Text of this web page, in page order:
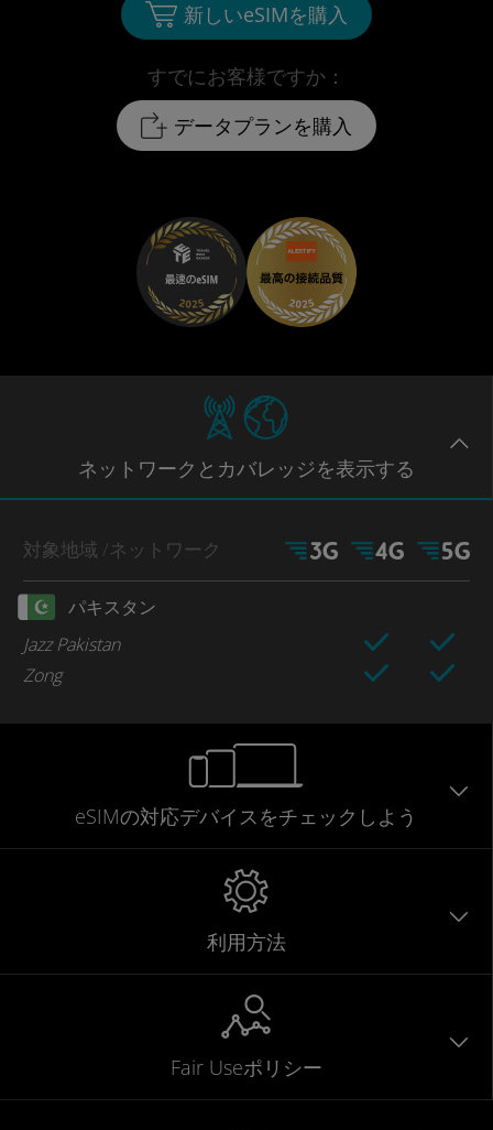
すでにお客様ですか：
データプランを購入
新しいeSIMを購入
ネットワークとカバレッジを表示する
対象地域 /ネットワーク
パキスタン
Jazz Pakistan
Zong
eSIMの対応デバイスをチェックしよう
利用方法
Fair Useポリシー